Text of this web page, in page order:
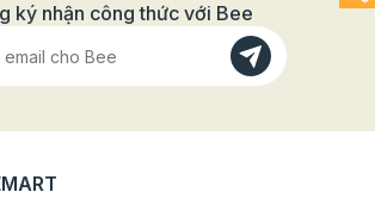
ký nhận công thức với Bee